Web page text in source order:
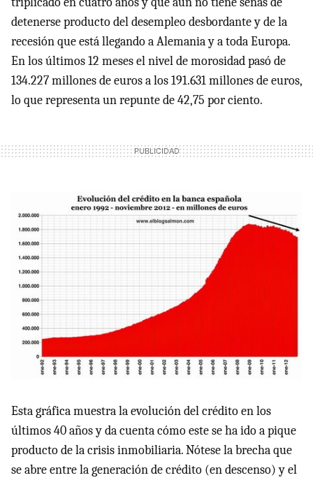
detenerse producto del desempleo desbordante y de la
recesión que está llegando a Alemania y a toda Europa.
En los últimos 12 meses el nivel de morosidad pasó de
134.227 millones de euros a los 191.631 millones de euros,
lo que representa un repunte de 42,75 por ciento.
Esta gráfica muestra la evolución del crédito en los
últimos 40 años y da cuenta cómo este se ha ido a pique
producto de la crisis inmobiliaria. Nótese la brecha que
se abre entre la generación de crédito (en descenso) y el